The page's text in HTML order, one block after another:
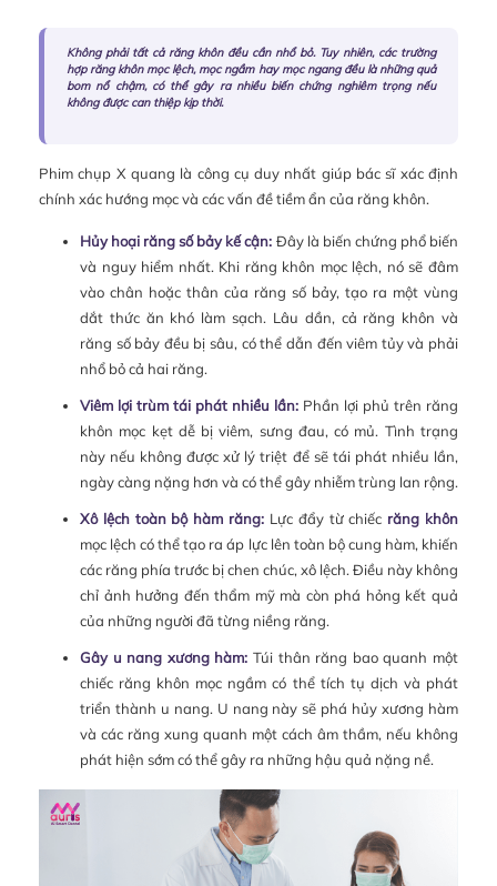
Không phải tất cả răng khôn đều cần nhổ bỏ. Tuy nhiên, các trường
hợp răng khôn mọc lệch, mọc ngầm hay mọc ngang đều là những quả
bom nổ chậm, có thể gây ra nhiều biến chứng nghiêm trọng nếu
không được can thiệp kịp thời.
Phim chụp X quang là công cụ duy nhất giúp bác sĩ xác định
chính xác hướng mọc và các vấn đề tiềm ẩn của răng khôn.
Hủy hoại răng số bảy kế cận: Đây là biến chứng phổ biến
và nguy hiểm nhất. Khi răng khôn mọc lệch, nó sẽ đâm
vào chân hoặc thân của răng số bảy, tạo ra một vùng
dắt thức ăn khó làm sạch. Lâu dần, cả răng khôn và
răng số bảy đều bị sâu, có thể dẫn đến viêm tủy và phải
nhổ bỏ cả hai răng.
Viêm lợi trùm tái phát nhiều lần: Phần lợi phủ trên răng
khôn mọc kẹt dễ bị viêm, sưng đau, có mủ. Tình trạng
này nếu không được xử lý triệt để sẽ tái phát nhiều lần,
ngày càng nặng hơn và có thể gây nhiễm trùng lan rộng.
Xô lệch toàn bộ hàm răng: Lực đẩy từ chiếc răng khôn
mọc lệch có thể tạo ra áp lực lên toàn bộ cung hàm, khiến
các răng phía trước bị chen chúc, xô lệch. Điều này không
chỉ ảnh hưởng đến thẩm mỹ mà còn phá hỏng kết quả
của những người đã từng niềng răng.
Gây u nang xương hàm: Túi thân răng bao quanh một
chiếc răng khôn mọc ngầm có thể tích tụ dịch và phát
triển thành u nang. U nang này sẽ phá hủy xương hàm
và các răng xung quanh một cách âm thầm, nếu không
phát hiện sớm có thể gây ra những hậu quả nặng nề.